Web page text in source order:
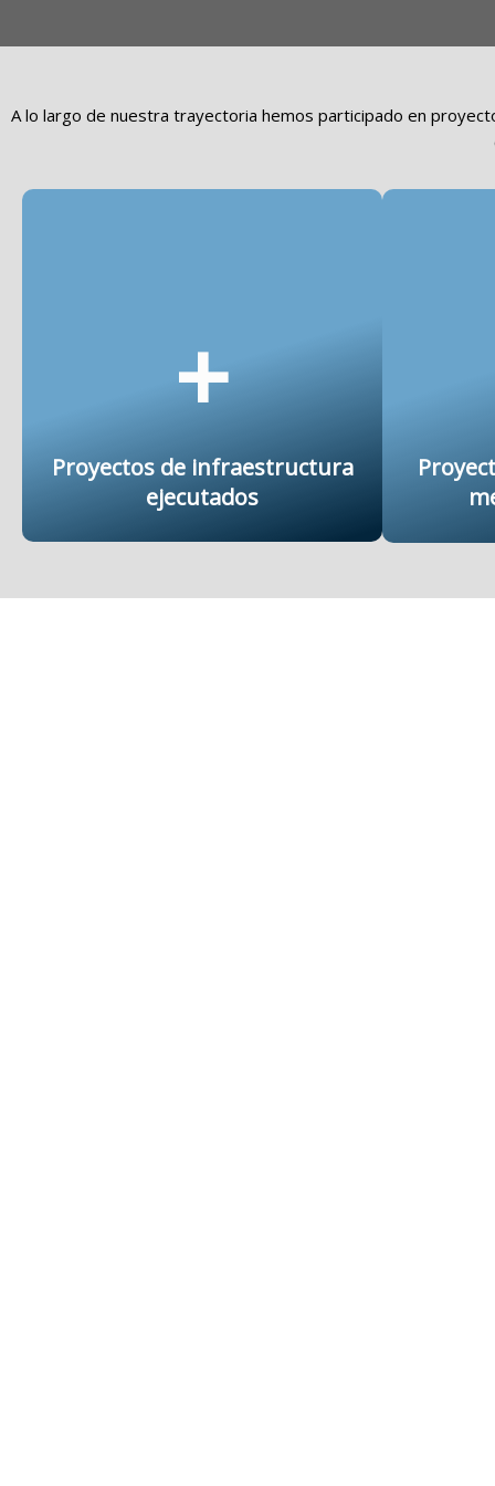
A lo largo de nuestra trayectoria hemos participado en
+
Proyectos de infraestructura
ejecutados